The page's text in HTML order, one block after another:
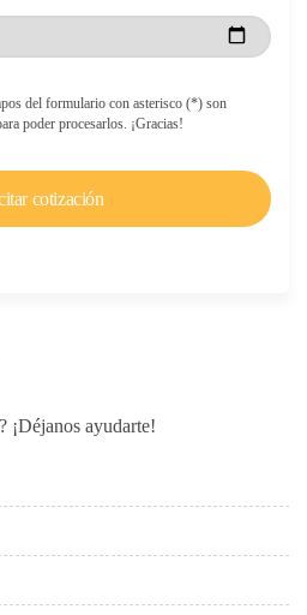
del formulario con asterisco (*) son
poder procesarlos. ¡Gracias!
¡Déjanos ayudarte!